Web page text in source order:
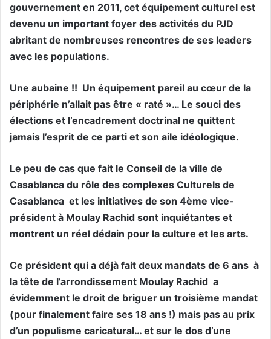
gouvernement en 2011, cet équipement culturel est
devenu un important foyer des activités du PJD
abritant de nombreuses rencontres de ses leaders
avec les populations.
Une aubaine !! Un équipement pareil au cœur de la
périphérie n’allait pas être « raté »… Le souci des
élections et l’encadrement doctrinal ne quittent
jamais l’esprit de ce parti et son aile idéologique.
Le peu de cas que fait le Conseil de la ville de
Casablanca du rôle des complexes Culturels de
Casablanca et les initiatives de son 4ème vice-
président à Moulay Rachid sont inquiétantes et
montrent un réel dédain pour la culture et les arts.
Ce président qui a déjà fait deux mandats de 6 ans à
la tête de l’arrondissement Moulay Rachid a
évidemment le droit de briguer un troisième mandat
(pour finalement faire ses 18 ans !) mais pas au prix
d’un populisme caricatural… et sur le dos d’une